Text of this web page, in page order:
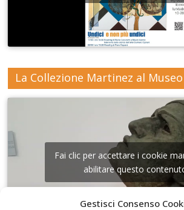
Gestisci Consenso
La Collezione Martinez al
Fai clic per accettare i cookie
abilitare questo